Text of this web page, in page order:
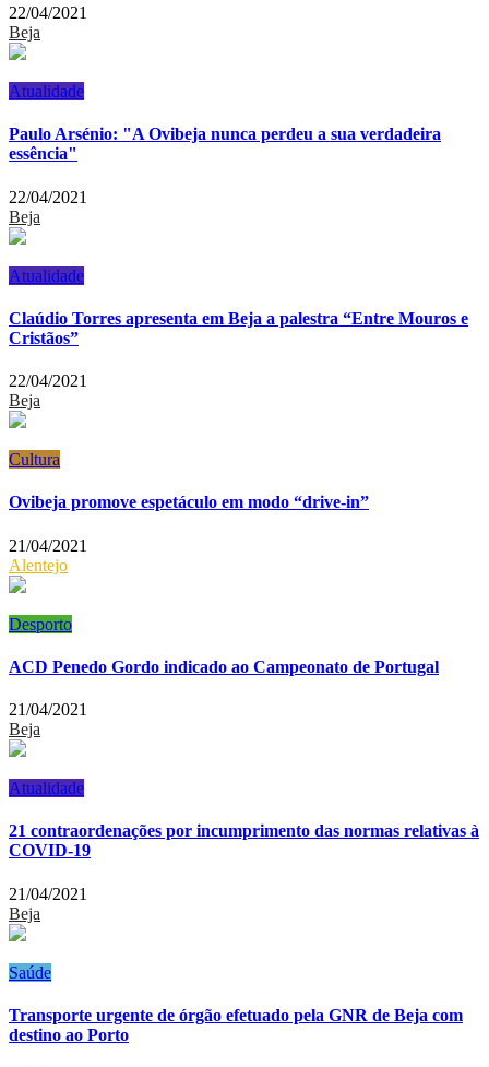
22/04/2021
Beja
Atualidade
Paulo Arsénio: "A Ovibeja nunca perdeu a sua verdadeira
essência"
22/04/2021
Beja
Atualidade
Claúdio Torres apresenta em Beja a palestra “Entre Mouros e
Cristãos”
22/04/2021
Beja
Cultura
Ovibeja promove espetáculo em modo “drive-in”
21/04/2021
Alentejo
Desporto
ACD Penedo Gordo indicado ao Campeonato de Portugal
21/04/2021
Beja
Atualidade
21 contraordenações por incumprimento das normas relativas à
COVID-19
21/04/2021
Beja
Saúde
Transporte urgente de órgão efetuado pela GNR de Beja com
destino ao Porto